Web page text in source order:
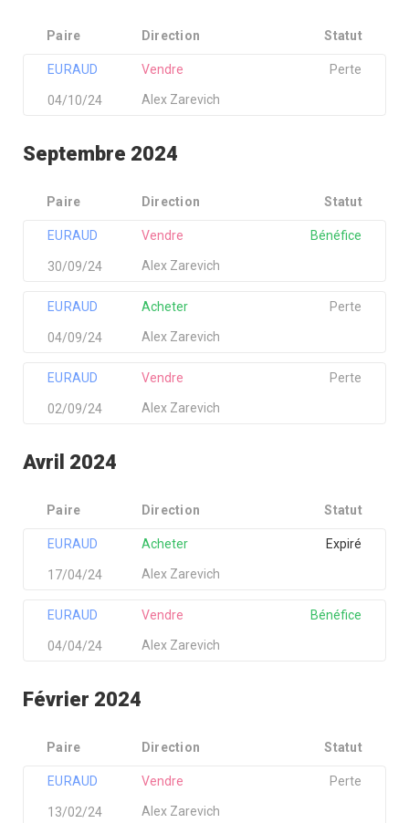
Paire Direction Statut
EURAUD
Alex Zarevich
Vendre
04/10/24
Perte
Septembre 2024
Paire Direction Statut
EURAUD
Alex Zarevich
Vendre
30/09/24
Bénéfice
EURAUD
Alex Zarevich
Acheter
04/09/24
Perte
EURAUD
Alex Zarevich
Vendre
02/09/24
Perte
Avril 2024
Paire Direction Statut
EURAUD
Alex Zarevich
Acheter
17/04/24
Expiré
EURAUD
Alex Zarevich
Vendre
04/04/24
Bénéfice
Février 2024
Paire Direction Statut
EURAUD
Alex Zarevich
Vendre
13/02/24
Perte